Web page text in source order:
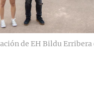
de EH Bildu Erribera